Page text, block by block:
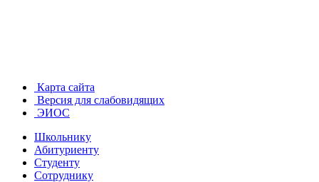
Карта сайта
Версия для слабовидящих
ЭИОС
Школьнику
Абитуриенту
Студенту
Сотруднику